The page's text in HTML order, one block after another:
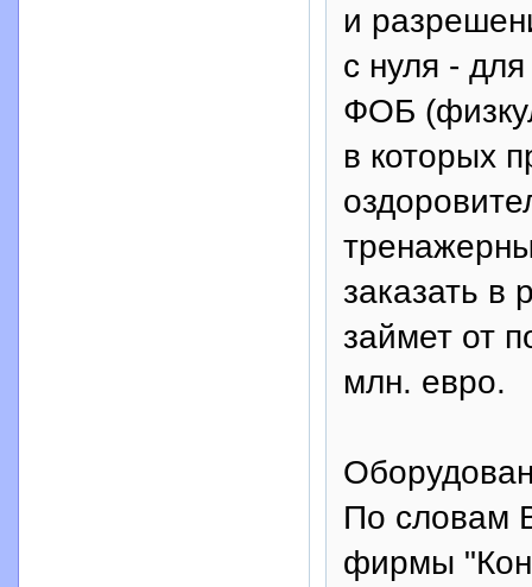
и
с нуля -
ФОБ
в которых
заказать в
займет от
млн. евро.
По словам
фирмы